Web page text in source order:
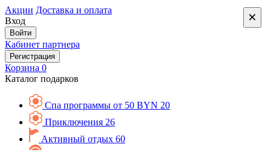
Акции Доставка и оплата
Вход
Войти
Кабинет партнера
Регистрация
Корзина 0
Каталог подарков
Спа программы от 50 BYN 20
Приключения 26
Активный отдых 60
×